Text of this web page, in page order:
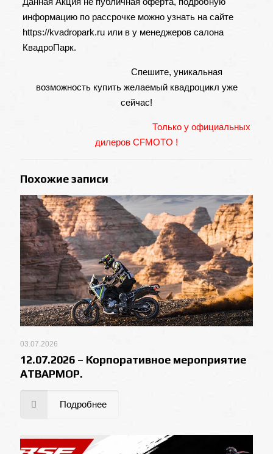
информацию по рассрочке можно узнать на сайте
https://kvadropark.ru или в у менеджеров салона
КвадроПарк.
Спешите, уникальная
возможность купить желаемый квадроцикл уже
сейчас!
Только у официальных
дилеров CFMOTO !
Похожие записи
03.07.2026
12.07.2026 – Корпоративное мероприятие
АТВАРМОР.
Подробнее